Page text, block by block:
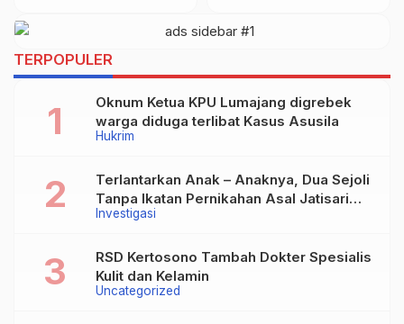
TERPOPULER
Hukrim
Oknum Ketua KPU Lumajang digrebek
warga diduga terlibat Kasus Asusila
Investigasi
Terlantarkan Anak – Anaknya, Dua Sejoli
Tanpa Ikatan Pernikahan Asal Jatisari
Kecamatan Geger Madiun dan Maospati
Uncategorized
RSD Kertosono Tambah Dokter Spesialis
Kulit dan Kelamin